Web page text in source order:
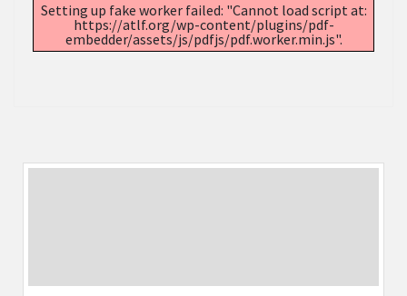
Setting up fake worker failed: "Cannot load script at:
https://atlf.org/wp-content/plugins/pdf-
embedder/assets/js/pdfjs/pdf.worker.min.js".